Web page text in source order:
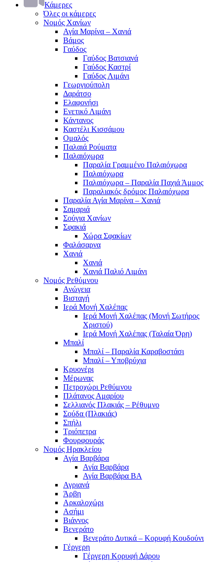
Κάμερες
Όλες οι κάμερες
Νομός Χανίων
Αγία Μαρίνα – Χανιά
Βάμος
Γαύδος
Γαύδος Βατσιανά
Γαύδος Καστρί
Γαύδος Λιμάνι
Γεωργιούπολη
Δαράτσο
Ελαφονήσι
Ενετικό Λιμάνι
Κάντανος
Καστέλι Κισσάμου
Ομαλός
Παλαιά Ρούματα
Παλαιόχωρα
Παραλία Γραμμένο Παλαιόχωρα
Παλαιόχωρα
Παλαιόχωρα – Παραλία Παχιά Άμμος
Παραλιακός δρόμος Παλαιόχωρα
Παραλία Αγία Μαρίνα – Χανιά
Σαμαριά
Σούγια Χανίων
Σφακιά
Χώρα Σφακίων
Φαλάσαρνα
Χανιά
Χανιά
Χανιά Παλιό Λιμάνι
Νομός Ρεθύμνου
Ανώγεια
Βισταγή
Ιερά Μονή Χαλέπας
Ιερά Μονή Χαλέπας (Μονή Σωτήρος
Χριστού)
Ιερά Μονή Χαλέπας (Ταλαία Όρη)
Μπαλί
Μπαλί – Παραλία Καραβοστάσι
Μπαλί – Υποβρύχια
Κρυονέρι
Μέρωνας
Πετροχώρι Ρεθύμνου
Πλάτανος Αμαρίου
Σελλιανός Πλακιάς – Ρέθυμνο
Σούδα (Πλακιάς)
Σπήλι
Τριόπετρα
Φουρφουράς
Νομός Ηρακλείου
Αγία Βαρβάρα
Αγία Βαρβάρα
Αγία Βαρβάρα ΒΑ
Αγριανά
Άρβη
Αρκαλοχώρι
Ασήμι
Βιάννος
Βενεράτο
Βενεράτο Δυτικά – Κορυφή Κουδούνι
Γέργερη
Γέργερη Κορυφή Δάρου